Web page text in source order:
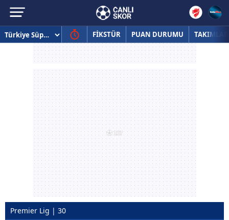
FİKSTÜR PUAN DURUMU TAKIMLAR
Premier Lig | 30